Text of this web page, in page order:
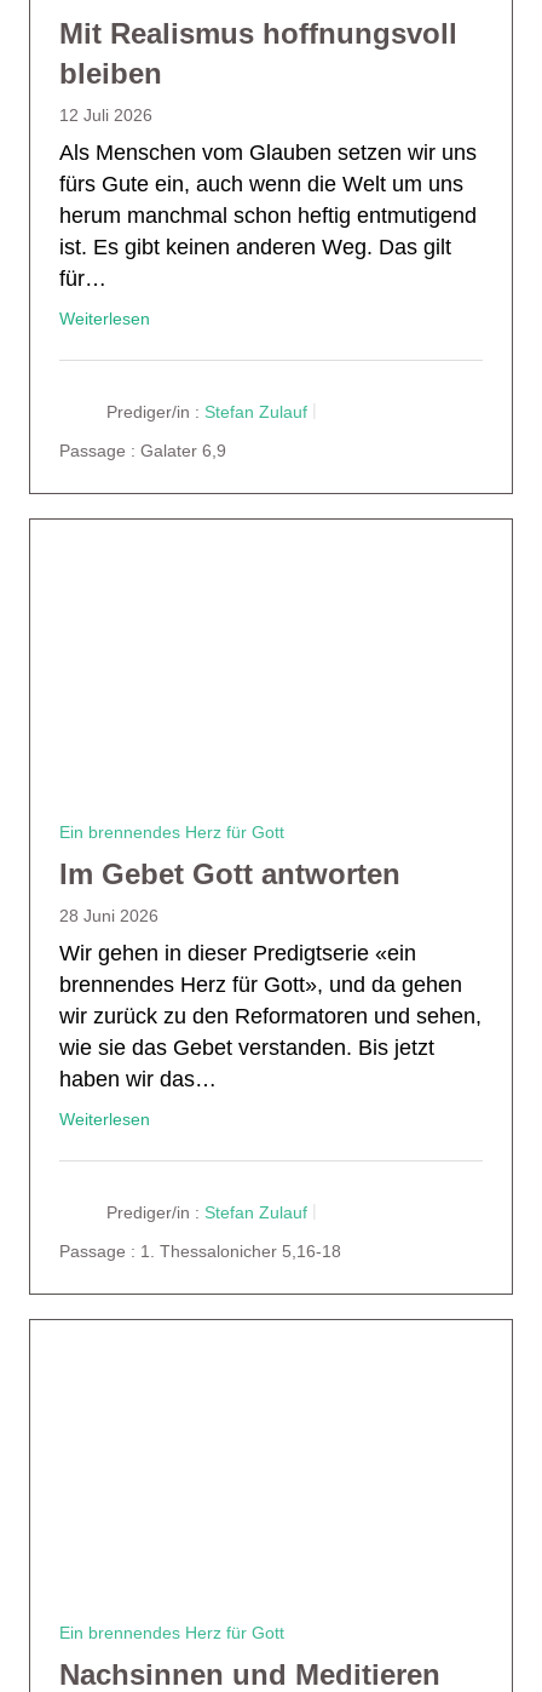
Mit Realismus hoffnungsvoll
bleiben
12 Juli 2026
Als Menschen vom Glauben setzen wir uns
fürs Gute ein, auch wenn die Welt um uns
herum manchmal schon heftig entmutigend
ist. Es gibt keinen anderen Weg. Das gilt
für…
Weiterlesen
Prediger/in : Stefan Zulauf
Passage : Galater 6,9
Ein brennendes Herz für Gott
Im Gebet Gott antworten
28 Juni 2026
Wir gehen in dieser Predigtserie «ein
brennendes Herz für Gott», und da gehen
wir zurück zu den Reformatoren und sehen,
wie sie das Gebet verstanden. Bis jetzt
haben wir das…
Weiterlesen
Prediger/in : Stefan Zulauf
Passage : 1. Thessalonicher 5,16-18
Ein brennendes Herz für Gott
Nachsinnen und Meditieren